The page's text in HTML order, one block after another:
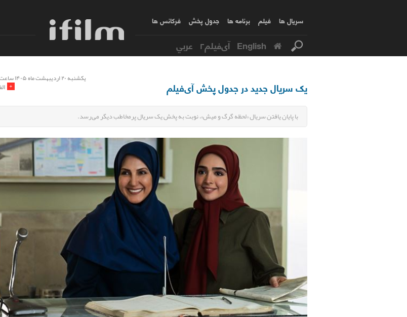
سریال ها فیلم برنامه ها جدول پخش فرکانس ها
English آی‌فیلم۲ عربي
يكشنبه ۲۰ ارديبهشت ماه ۱۴۰۵ ساعت: ۱۴:۱۲
+ یک سریال جدید در جدول پخش آی‌فیلم
با پایان یافتن سریال «لحظه گرگ و میش»، نوبت به پخش یک سریال پرمخاطب دیگر می‌رسد.